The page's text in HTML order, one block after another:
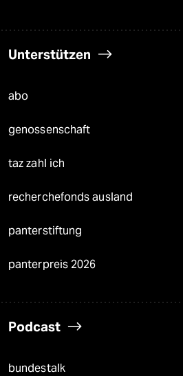
Unterstützen
abo
genossenschaft
taz zahl ich
recherchefonds ausland
panterstiftung
panterpreis 2026
Podcast
bundestalk